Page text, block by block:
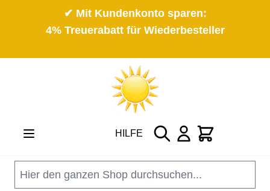
✔ Mit Kundenkonto sparen:
4% Treuerabatt für Wiederbesteller
HILFE Suche Cart